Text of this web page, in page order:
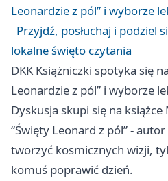
Leonardzie z pól” i wyborze
Przyjdź, posłuchaj i podziel
lokalne święto czytania
DKK Książniczki spotyka się
Leonardzie z pól” i wyborze
Dyskusja skupi się na
“Święty Leonard z pól” -
tworzyć kosmicznych wizji,
komuś poprawić dzień.